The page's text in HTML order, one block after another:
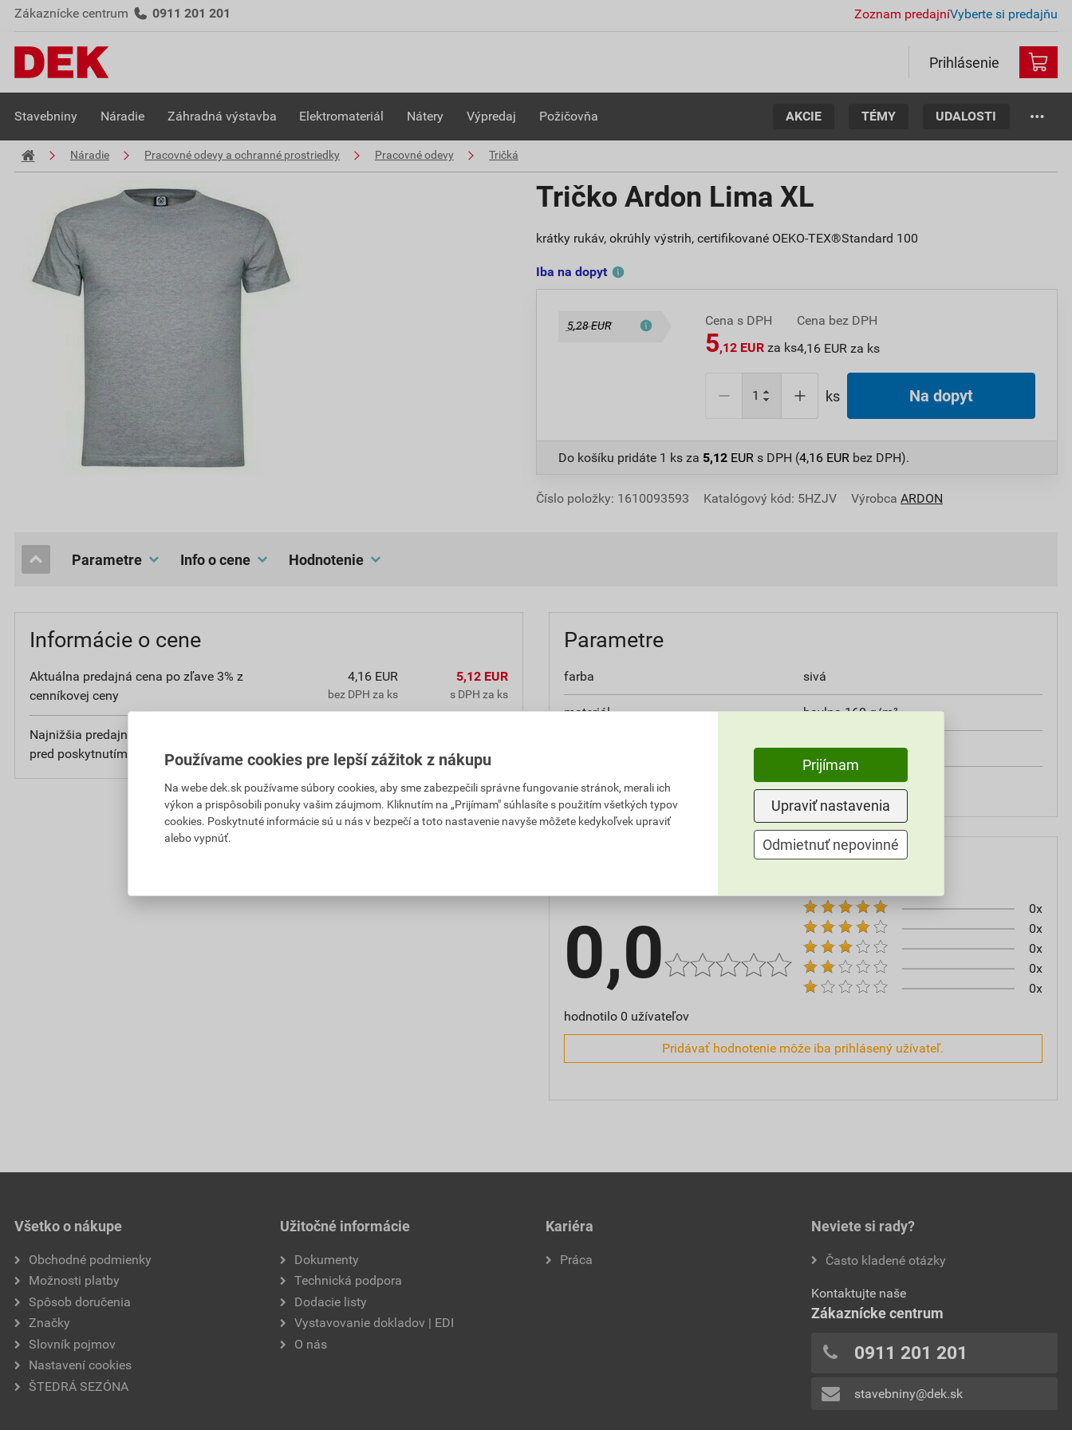
Zákaznícke centrum 0911 201 201 Zoznam predajníVyberte si predajňu
Prihlásenie
Stavebniny Náradie Záhradná výstavba Elektromateriál Nátery Výpredaj Požičovňa AKCIE TÉMY UDALOSTI
Náradie Pracovné odevy a ochranné prostriedky Pracovné odevy Tričká
Tričko Ardon Lima XL
krátky rukáv, okrúhly výstrih, certifikované OEKO-TEX®Standard 100
Iba na dopyt
5,28 EUR Cena s DPH
5,12 EUR za ks
Cena bez DPH
4,16 EUR za ks
ks Na dopyt
Do košíku pridáte 1 ks za 5,12 EUR s DPH (4,16 EUR bez DPH).
Číslo položky: 1610093593 Katalógový kód: 5HZJV Výrobca ARDON
Parametre Info o cene hodnotenie
Informácie o cene
Aktuálna predajná cena po zľave 3% z
cenníkovej ceny
4,16 EUR
bez DPH za ks
5,12 EUR
s DPH za ks
Najnižšia predajná cena v období 30 dní
pred poskytnutím zľavy
bez DPH za ks s DPH za ks
Parametre
farba sivá
materiál bavlna 160 g/m²
0,174 kg
veľkosť XL
0,0
hodnotilo 0 užívateľov
0x
0x
0x
0x
0x
Pridávať hodnotenie môže iba prihlásený užívateľ.
Všetko o nákupe
Obchodné podmienky
Možnosti platby
Spôsob doručenia
Značky
Slovník pojmov
Nastavení cookies
ŠTEDRÁ SEZÓNA
Užitočné informácie
Dokumenty
Technická podpora
Dodacie listy
Vystavovanie dokladov | EDI
O nás
Kariéra
Práca
Neviete si rady?
Často kladené otázky
Kontaktujte naše
Zákaznícke centrum
0911 201 201
stavebniny@dek.sk
Používame cookies pre lepší zážitok z nákupu
Na webe dek.sk používame súbory cookies, aby sme zabezpečili správne fungovanie stránok, merali ich
výkon a prispôsobili ponuky vašim záujmom. Kliknutím na „Prijímam" súhlasíte s použitím všetkých typov
cookies. Poskytnuté informácie sú u nás v bezpečí a toto nastavenie navyše môžete kedykoľvek upraviť
alebo vypnúť.
Prijímam
Upraviť nastavenia
Odmietnuť nepovinné